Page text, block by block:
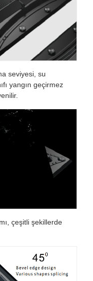
seviyesi, su
yangın geçirmez
çeşitli şekillerde